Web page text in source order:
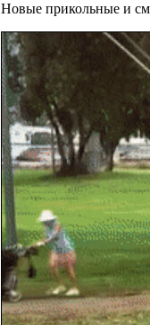
Новые прикольные и